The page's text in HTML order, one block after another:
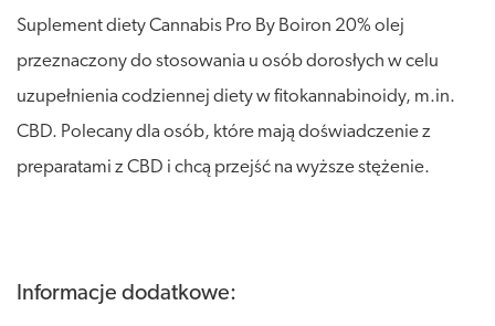
Suplement diety Cannabis Pro By Boiron 20% olej
przeznaczony do stosowania u osób dorosłych w celu
uzupełnienia codziennej diety w fitokannabinoidy, m.in.
CBD. Polecany dla osób, które mają doświadczenie z
preparatami z CBD i chcą przejść na wyższe stężenie.
Informacje dodatkowe: